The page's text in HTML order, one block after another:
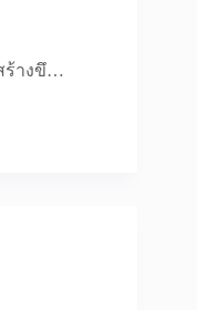
ร้างขึ…